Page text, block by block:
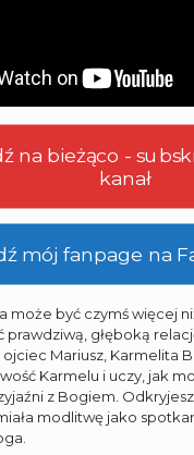
na bieżąco -
kanał
mój fanpage na
może być czymś więcej
prawdziwą, głęboką
Mariusz, Karmelita
Karmelu i uczy, jak
z Bogiem.
modlitwę jako